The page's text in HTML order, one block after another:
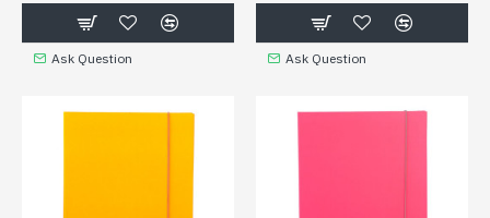
Ask Question Ask Question